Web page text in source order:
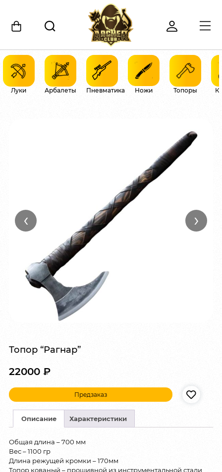
Луки Арбалеты Пневматика Ножи Топоры
‹ ›
Топор “Рагнар”
22000 ₽
Предзаказ
Описание Характеристики
Общая длина – 700 мм
Вес – 1100 гр
Длина режущей кромки – 170мм
Топор кованый – прошивной из инструментальной стали